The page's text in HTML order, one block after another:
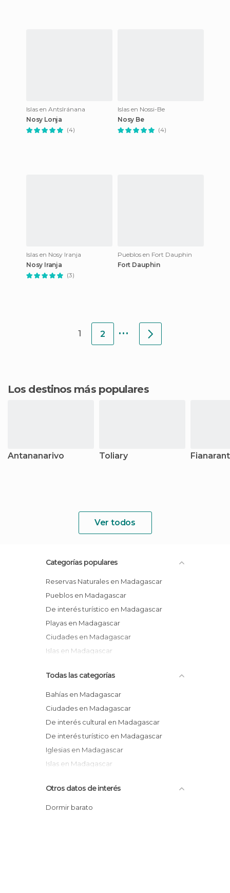
Islas en AntsIránana
Nosy Lonja
(4)
Islas en Nossi-Be
Nosy Be
(4)
Islas en Nosy Iranja
Nosy Iranja
(3)
Pueblos en Fort Dauphin
Fort Dauphin
1 2 ...
Los destinos más populares
Antananarivo Toliary
Ver todos
Categorías populares
Reservas Naturales en Madagascar
Pueblos en Madagascar
De interés turístico en Madagascar
Playas en Madagascar
Ciudades en Madagascar
Islas en Madagascar
Todas las categorías
Bahías en Madagascar
Ciudades en Madagascar
De interés cultural en Madagascar
De interés turístico en Madagascar
Iglesias en Madagascar
Islas en Madagascar
Mercados en Madagascar
Miradores en Madagascar
Otros datos de interés
Dormir barato